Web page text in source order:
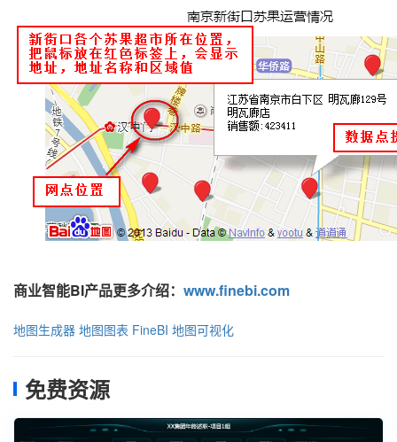
商业智能BI产品更多介绍： www.finebi.com
地图生成器 地图图表 FineBI 地图可视化
免费资源